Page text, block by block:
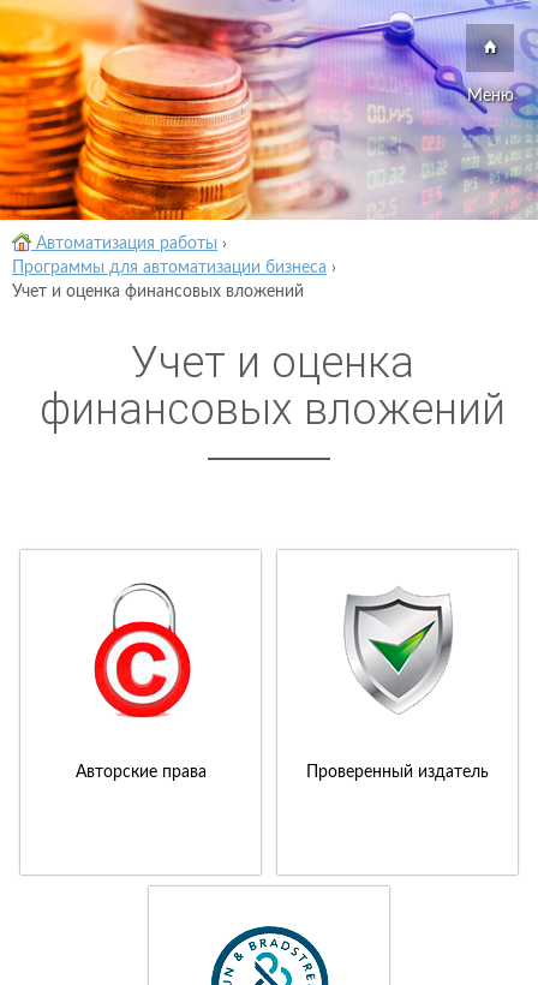
Меню
Автоматизация работы ›
Программы для автоматизации бизнеса ›
Учет и оценка финансовых вложений
Учет и оценка
финансовых вложений
Авторские права Проверенный издатель